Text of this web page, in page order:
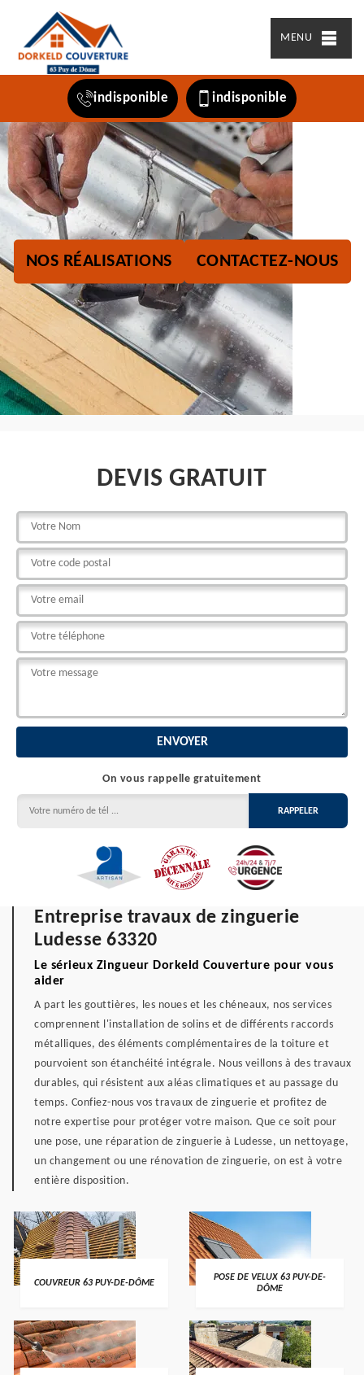
MENU
indisponible indisponible
NOS RÉALISATIONS CONTACTEZ-NOUS
DEVIS GRATUIT
On vous rappelle gratuitement
Entreprise travaux de zinguerie
Ludesse 63320
Le sérieux Zingueur Dorkeld Couverture pour vous
aider
A part les gouttières, les noues et les chéneaux, nos services
comprennent l'installation de solins et de différents raccords
métalliques, des éléments complémentaires de la toiture et
pourvoient son étanchéité intégrale. Nous veillons à des travaux
durables, qui résistent aux aléas climatiques et au passage du
temps. Confiez-nous vos travaux de zinguerie et profitez de
notre expertise pour protéger votre maison. Que ce soit pour
une pose, une réparation de zinguerie à Ludesse, un nettoyage,
un changement ou une rénovation de zinguerie, on est à votre
entière disposition.
COUVREUR 63 PUY-DE-DÔME
POSE DE VELUX 63 PUY-DE-
DÔME